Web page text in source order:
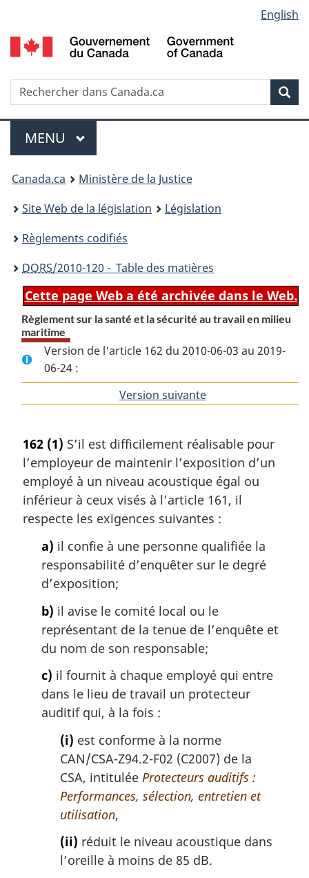
au
contenu
propos
de
la
HTML
simplifiée
selection
English
Recherche
Menu
MENU PRINCIPAL
You
are
here:
Canada.ca
Ministère de la Justice
Site Web de la législation
Législation
Règlements codifiés
DORS/2010-120 - Table des matières
Cette page Web a été archivée dans le Web.
Règlement sur la santé et la sécurité au travail en milieu
maritime
Version de l'article 162 du 2010-06-03 au 2019-
06-24 :
Version suivante
162 (1) S’il est difficilement réalisable pour
l’employeur de maintenir l’exposition d’un
employé à un niveau acoustique égal ou
inférieur à ceux visés à l’article 161, il
respecte les exigences suivantes :
a) il confie à une personne qualifiée la
responsabilité d’enquêter sur le degré
d’exposition;
b) il avise le comité local ou le
représentant de la tenue de l’enquête et
du nom de son responsable;
c) il fournit à chaque employé qui entre
dans le lieu de travail un protecteur
auditif qui, à la fois :
(i) est conforme à la norme
CAN/CSA-Z94.2-F02 (C2007) de la
CSA, intitulée Protecteurs auditifs :
Performances, sélection, entretien et
utilisation,
(ii) réduit le niveau acoustique dans
l’oreille à moins de 85 dB.